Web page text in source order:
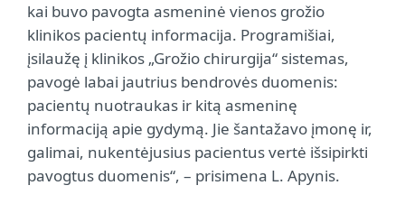
kai buvo pavogta asmeninė vienos grožio
klinikos pacientų informacija. Programišiai,
įsilaužę į klinikos „Grožio chirurgija“ sistemas,
pavogė labai jautrius bendrovės duomenis:
pacientų nuotraukas ir kitą asmeninę
informaciją apie gydymą. Jie šantažavo įmonę ir,
galimai, nukentėjusius pacientus vertė išsipirkti
pavogtus duomenis“, – prisimena L. Apynis.